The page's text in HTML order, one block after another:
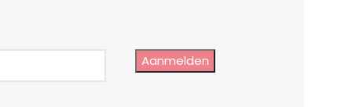
en comfort gebruiken we
minder samendrukken en meer
(polystyreen bolletjes), maar
Aanmelden